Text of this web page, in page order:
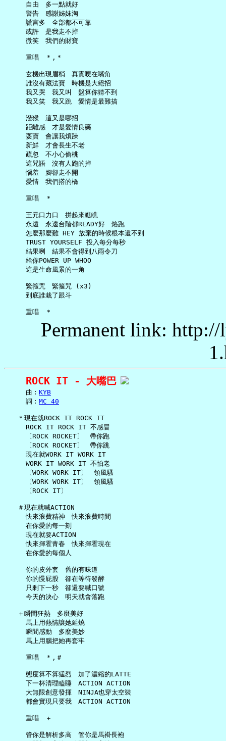
     自由　多一點就好
     警告　感謝姊妹淘
     謊言多　全部都不可靠
     或許　是我走不掉
     微笑　我們的財寶
     重唱　＊,＊
     玄機出現眉梢　真實哽在嘴角
     誰沒有藏法寶　時機是大絕招
     我又哭　我又叫　盤算你猜不到
     我又笑　我又跳　愛情是最難搞
     潑猴　這又是哪招
     距離感　才是愛情良藥
     耍寶　會讓我煩躁
     新鮮　才會長生不老
     疏忽　不小心偷桃
     這咒語　沒有人跑的掉
     惱羞　腳卻走不開
     愛情　我們搭的橋
     重唱　＊
     王元口力口　拼起來瞧瞧
     永遠　永遠台階都READY好　烙跑
     怎麼那麼難 HEY 放棄的時候根本還不到
     TRUST YOURSELF 投入每分每秒
     結果咧　結果不會得到八雨令刀
     給你POWER UP WHOO
     這是生命風景的一角
     緊箍咒　緊箍咒 (x3)
     到底誰栽了跟斗
Permanent link:
ROCK IT - 大嘴巴
     曲︰
KYB
     詞︰
MC 40
   ＊現在就ROCK IT ROCK IT
     ROCK IT ROCK IT 不感冒
     〔ROCK ROCKET〕　帶你跑
     〔ROCK ROCKET〕　帶你跳
     現在就WORK IT WORK IT
     WORK IT WORK IT 不怕老
     〔WORK WORK IT〕　領風騷
     〔WORK WORK IT〕　領風騷
     〔ROCK IT〕
   ＃現在就喊ACTION
     快來浪費精神　快來浪費時間
     在你愛的每一刻
     現在就要ACTION
     快來揮霍青春　快來揮霍現在
     在你愛的每個人
     你的皮外套　舊的有味道
     你的慢屁股　卻在等待發酵
     只剩下一秒　卻還要喊口號
     今天的決心　明天就會落跑
   ＋瞬間狂熱　多麼美好
     馬上用熱情讓她延燒
     瞬間感動　多麼美妙
     馬上用腦把她再套牢
     重唱　＊,＃
     態度算不算猛烈　加了濃縮的LATTE
     下一杯清理瞌睡　ACTION ACTION
     大無限創意發揮　NINJA也穿太空裝
     都會實現只要我　ACTION ACTION
     重唱　＋
     管你是解析多高　管你是馬褂長袍